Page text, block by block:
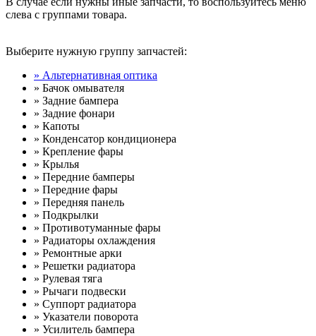
слева с группами товара.
Выберите нужную группу запчастей:
» Альтернативная оптика
» Бачок омывателя
» Задние бампера
» Задние фонари
» Капоты
» Конденсатор кондиционера
» Крепление фары
» Крылья
» Передние бамперы
» Передние фары
» Передняя панель
» Подкрылки
» Противотуманные фары
» Радиаторы охлаждения
» Ремонтные арки
» Решетки радиатора
» Рулевая тяга
» Рычаги подвески
» Суппорт радиатора
» Указатели поворота
» Усилитель бампера